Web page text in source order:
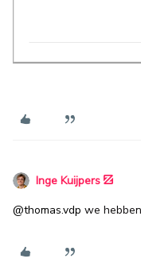
Inge Kuijpers
@thomas.vdp we